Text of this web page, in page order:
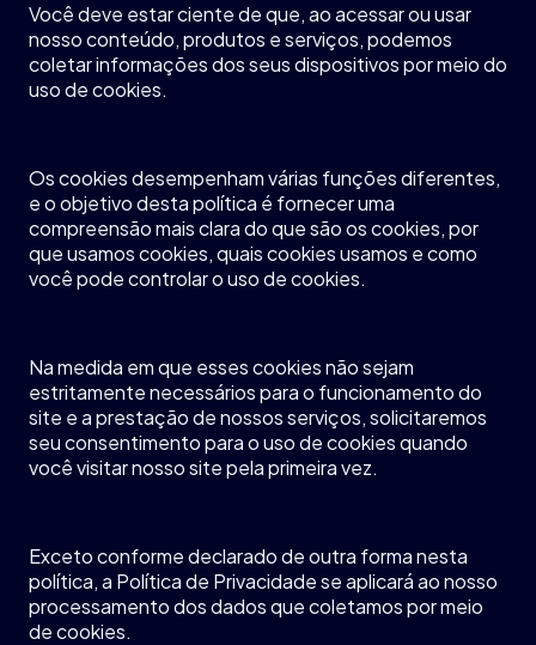
Vocêdeve estarcientede que,aoacessarouusar
nossoconteúdo,produtos eserviços,podemos
coletarinformaçõesdosseusdispositivospormeiodo
usode cookies.
Oscookiesdesempenhamvárias funçõesdiferentes,
e oobjetivodestapolítica é forneceruma
compreensãomaisclarado quesãooscookies,por
queusamoscookies, quais cookiesusamos ecomo
vocêpodecontrolarousode cookies.
Namedida emque esses cookiesnãosejam
estritamentenecessáriospara o funcionamentodo
site e aprestaçãodenossosserviços,solicitaremos
seuconsentimentopara ousode cookiesquando
vocêvisitarnossosite pelaprimeiravez.
Excetoconformedeclaradodeoutra formanesta
política, a Política de Privacidadeseaplicaráaonosso
processamentodos dados quecoletamospormeio
de cookies.